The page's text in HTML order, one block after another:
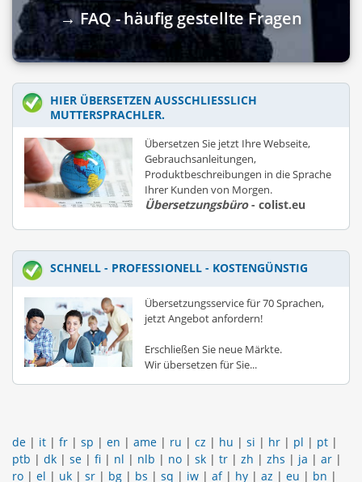
→ FAQ - häufig gestellte Fragen
HIER ÜBERSETZEN AUSSCHLIESSLICH M
UTTERSPRACHLER.
Übersetzen Sie jetzt Ihre Webseite,
Gebrauchsanleitungen,
Produktbeschreibungen in die Sprache
Ihrer Kunden von Morgen.
Übersetzungsbüro- colist.eu
SCHNELL - PROFESSIONELL - KOSTENGÜNSTIG
Übersetzungsservice für 70 Sprachen,
jetzt Angebot anfordern!
Erschließen Sie neue Märkte.
Wir übersetzen für Sie...
de | it | fr | sp | en | ame | ru | cz | hu | si | hr | pl | pt |
ptb | dk | se | fi | nl | nlb | no | sk | tr | zh | zhs | ja | ar |
ro | el | uk | sr | bg | bs | sq | iw | af| hy | az | eu | bn |